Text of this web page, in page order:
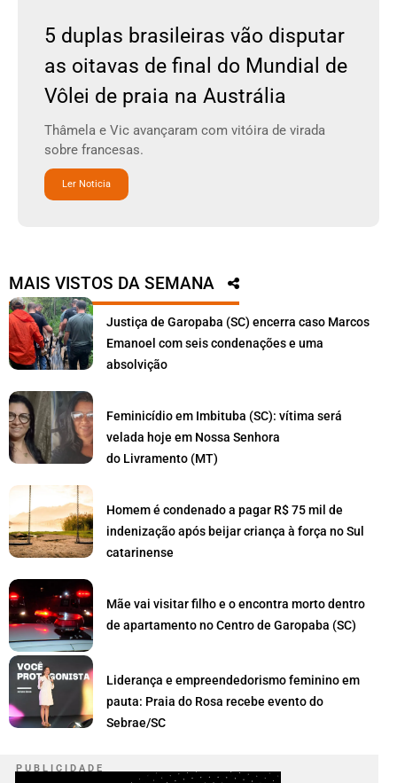
5 duplas brasileiras vão disputar
as oitavas de final do Mundial de
Vôlei de praia na Austrália
Thâmela e Vic avançaram com vitóira de virada
sobre francesas.
Ler Noticia
MAIS VISTOS DA SEMANA
Justiça de Garopaba (SC) encerra caso Marcos
Emanoel com seis condenações e uma
absolvição
Feminicídio em Imbituba (SC): vítima será
velada hoje em Nossa Senhora
do Livramento (MT)
Homem é condenado a pagar R$ 75 mil de
indenização após beijar criança à força no Sul
catarinense
Mãe vai visitar filho e o encontra morto dentro
de apartamento no Centro de Garopaba (SC)
Liderança e empreendedorismo feminino em
pauta: Praia do Rosa recebe evento do
Sebrae/SC
P U B L I C I D A D E